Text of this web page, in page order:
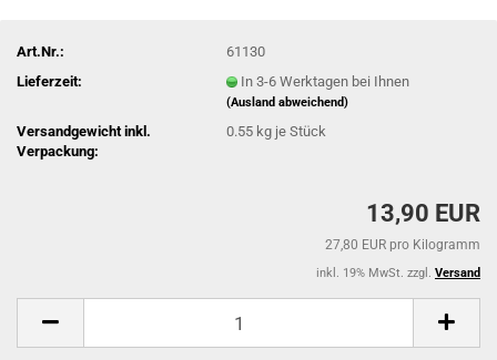
Art.Nr.:
61130
Lieferzeit:
In 3-6 Werktagen bei Ihnen
(Ausland abweichend)
Versandgewicht inkl.
Verpackung:
0.55 kg je Stück
13,90 EUR
27,80 EUR pro Kilogramm
inkl. 19% MwSt. zzgl. Versand